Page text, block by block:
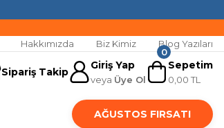
Hakkımızda Biz Kimiz Blog Yazıları
Sipariş Takip
Giriş Yap
veya Üye Ol
Sepetim
0,00 TL
0
AĞUSTOS FIRSATI